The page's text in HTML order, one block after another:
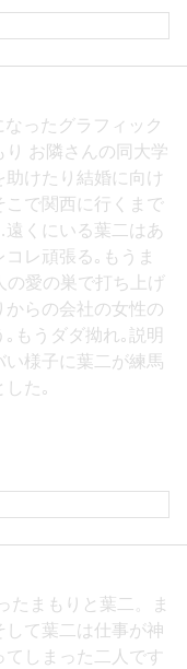
ったグラフィック
お隣さんの同大学
けたり結婚に向け
で関西に行くまで
くにいる葉二はあ
レ頑張る｡もうま
の愛の巣で打ち上げ
からの会社の女性の
もうダダ拗れ｡説明
様子に葉二が練馬
た｡
たまもりと葉二。ま
して葉二は仕事が神
しまった二人です